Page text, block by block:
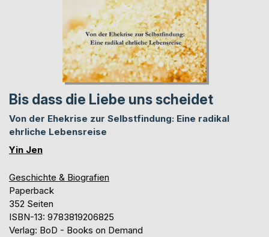
Bis dass die Liebe uns scheidet
Von der Ehekrise zur Selbstfindung: Eine radikal
ehrliche Lebensreise
Yin Jen
Geschichte & Biografien
Paperback
352 Seiten
ISBN-13: 9783819206825
Verlag: BoD - Books on Demand